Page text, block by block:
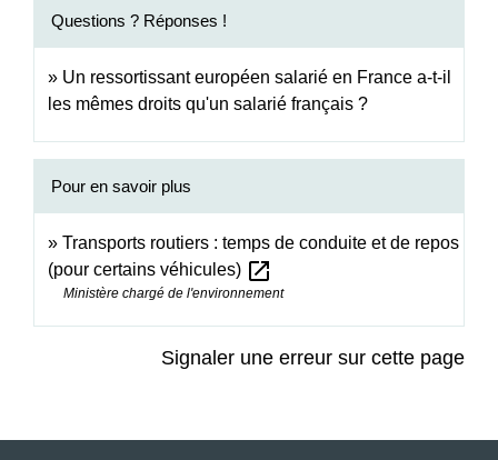
Questions ? Réponses !
Un ressortissant européen salarié en France a-t-il
les mêmes droits qu'un salarié français ?
Pour en savoir plus
Transports routiers : temps de conduite et de repos
(pour certains véhicules) open_in_new
Ministère chargé de l'environnement
Signaler une erreur sur cette page